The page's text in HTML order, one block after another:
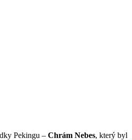
Pekingu – Chrám Nebes, který byl